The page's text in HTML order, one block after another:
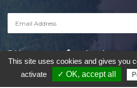
Notre page acebook
This site uses cookies and gives you
activate
✓ OK, accept all